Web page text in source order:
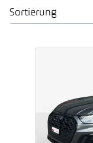
Sortierung